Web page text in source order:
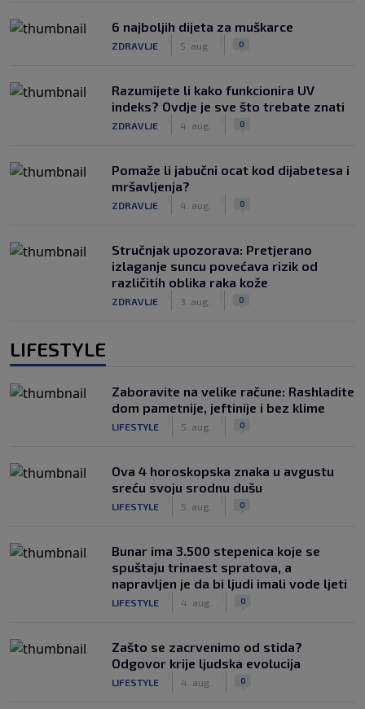
6 najboljih dijeta za muškarce
ZDRAVLJE 5. aug. 0
Razumijete li kako funkcionira UV
indeks? Ovdje je sve što trebate znati
ZDRAVLJE 4. aug. 0
Pomaže li jabučni ocat kod dijabetesa i
mršavljenja?
ZDRAVLJE 4. aug. 0
Stručnjak upozorava: Pretjerano
izlaganje suncu povećava rizik od
različitih oblika raka kože
ZDRAVLJE 3. aug. 0
LIFESTYLE
Zaboravite na velike račune: Rashladite
dom pametnije, jeftinije i bez klime
LIFESTYLE 5. aug. 0
Ova 4 horoskopska znaka u avgustu
sreću svoju srodnu dušu
LIFESTYLE 5. aug. 0
Bunar imа 3.500 stepenica koje se
spuštaju trinaest spratova, a
napravljen je da bi ljudi imali vode ljeti
LIFESTYLE 4. aug. 0
Zašto se zacrvenimo od stida?
Odgovor krije ljudska evolucija
LIFESTYLE 4. aug. 0